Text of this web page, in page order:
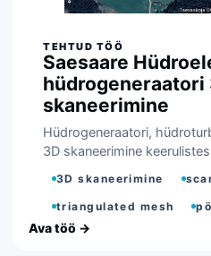
Saesaare
hüdrogeneraatori
skaneerimine
Hüdrogeneraatori,
3D skaneerimine
3D skaneerimine
triangulated mesh